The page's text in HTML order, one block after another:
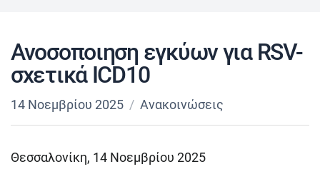
Ανοσοποιηση εγκύων για RSV-
σxετικά ICD10
14 Νοεμβρίου 2025 Ανακοινώσεις
Θεσσαλονίκη, 14 Νοεμβρίου 2025